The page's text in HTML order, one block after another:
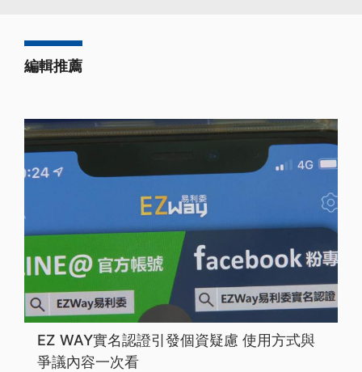
編輯推薦
EZ WAY實名認證引發個資疑慮 使用方式與
爭議內容一次看